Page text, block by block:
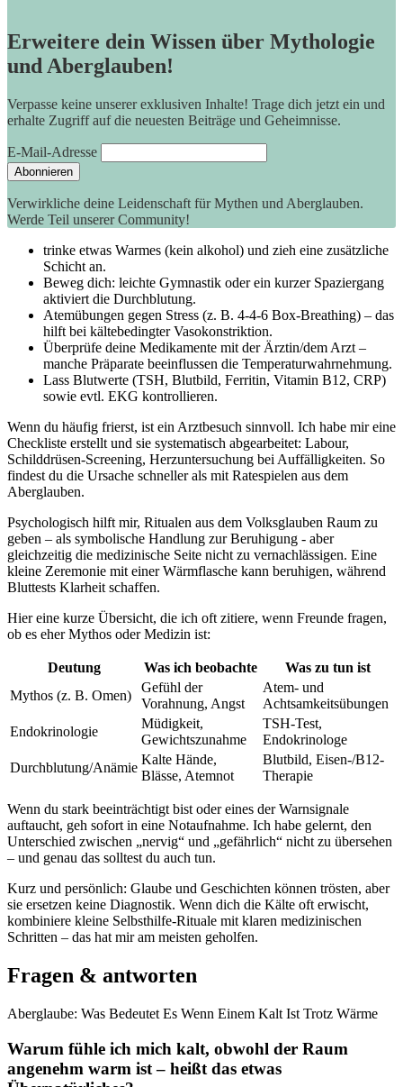
Erweitere dein Wissen über Mythologie
und Aberglauben!
Verpasse keine unserer exklusiven Inhalte! Trage dich jetzt ein und
erhalte Zugriff auf die neuesten Beiträge und Geheimnisse.
E-Mail-Adresse
Verwirkliche deine Leidenschaft für Mythen und Aberglauben.
Werde Teil unserer Community!
trinke ⁤etwas⁢ Warmes (kein⁤ alkohol) und zieh eine zusätzliche
Schicht an.
Beweg dich: leichte Gymnastik oder ein kurzer ‌Spaziergang
aktiviert‌ die Durchblutung.
Atemübungen gegen Stress (z. B. ‍4-4-6 Box-Breathing) – das
hilft bei kältebedingter Vasokonstriktion.
Überprüfe‌ deine Medikamente mit ‍der‍ Ärztin/dem Arzt –
manche Präparate beeinflussen ⁣die Temperaturwahrnehmung.
Lass ‌Blutwerte (TSH, ‌Blutbild,​ Ferritin, Vitamin B12, CRP)
sowie evtl. EKG kontrollieren.
Wenn du häufig frierst, ist ​ein Arztbesuch sinnvoll. Ich habe mir eine
Checkliste ⁤erstellt und sie systematisch abgearbeitet: Labour,
Schilddrüsen-Screening, Herzuntersuchung bei Auffälligkeiten. ‍So
findest du​ die Ursache ‌schneller als mit Ratespielen aus dem
Aberglauben.
Psychologisch hilft mir, Ritualen aus dem Volksglauben‍ Raum zu
geben⁢ – als symbolische Handlung zur Beruhigung ‌- aber
⁢gleichzeitig ⁤die medizinische Seite nicht‍ zu⁣ vernachlässigen. Eine
kleine Zeremonie mit einer Wärmflasche⁣ kann beruhigen, während
Bluttests Klarheit ⁣schaffen.
Hier eine kurze‌ Übersicht,‌ die‌ ich⁤ oft ⁣zitiere, ‍wenn ⁣Freunde‌ fragen,
ob es eher Mythos oder ‌Medizin‍ ist:
Deutung Was ich beobachte
Was zu⁤ tun ist
Mythos (z.⁣ B. Omen)
Gefühl der
‌Vorahnung, ⁤Angst
Atem- und
Achtsamkeitsübungen
Endokrinologie
Müdigkeit,
Gewichtszunahme
TSH-Test,
Endokrinologe
Durchblutung/Anämie
Kalte Hände,
Blässe, Atemnot
Blutbild,⁤ Eisen-/B12-
Therapie
Wenn du stark beeinträchtigt bist oder eines der ‌Warnsignale
auftaucht, geh sofort in eine ​Notaufnahme. Ich habe ‍gelernt, den
Unterschied​ zwischen‌ „nervig“ und „gefährlich“‌ nicht‌ zu übersehen
– und genau ⁢das solltest du‌ auch tun.
Kurz und persönlich: Glaube und Geschichten können trösten, aber
sie ⁢ersetzen keine Diagnostik. Wenn dich ⁢die Kälte oft erwischt,
‍kombiniere kleine Selbsthilfe‑Rituale ​mit klaren ⁢medizinischen
Schritten – das ​hat mir am meisten geholfen.
Fragen‍ & antworten
Aberglaube: Was Bedeutet Es Wenn Einem Kalt Ist Trotz Wärme
Warum fühle ich mich​ kalt, obwohl der⁢ Raum
angenehm warm ist​ – heißt das‌ etwas